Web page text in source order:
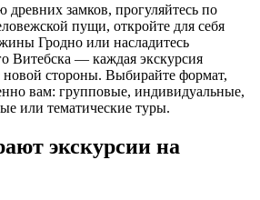
древних замков, прогуляйтесь по
пущи, откройте для себя
Гродно или насладитесь
Витебска — каждая экскурсия
новой стороны. Выбирайте формат,
вам: групповые, индивидуальные,
или тематические туры.
экскурсии на